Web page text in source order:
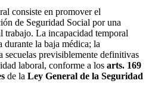
consiste en promover el
de Seguridad Social por una
trabajo. La incapacidad temporal
la baja médica; la
secuelas previsiblemente definitivas
laboral, conforme a los arts. 169
de la Ley General de la Seguridad